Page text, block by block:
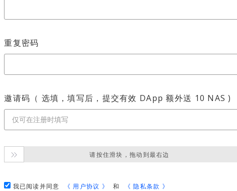
重复密码
邀请码（ 选填，填写后，提交有效 DApp 额外送 10 NAS )
 请按住滑块，拖动到最右边
我已阅读并同意 《 用户协议 》 和 《 隐私条款 》